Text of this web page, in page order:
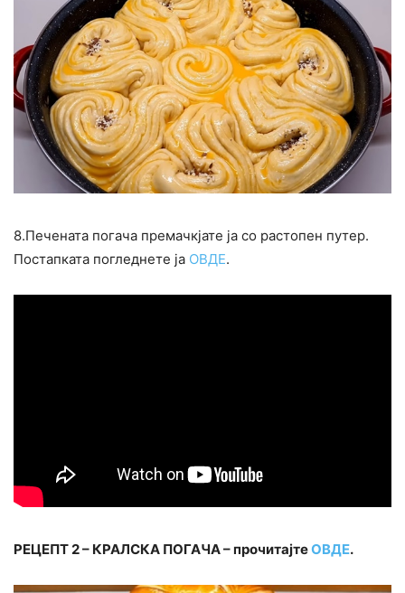
8.Печената погача премачкјате ја со растопен путер.
Постапката погледнете ја ОВДЕ.
РЕЦЕПТ 2 – КРАЛСКА ПОГАЧА – прочитајтеОВДЕ.